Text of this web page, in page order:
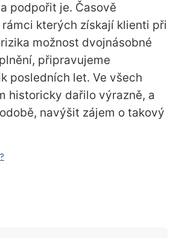
podpořit je. Časově
rámci kterých získají klienti při
možnost dvojnásobné
připravujeme
posledních let. Ve všech
historicky dařilo výrazně, a
navýšit zájem o takový